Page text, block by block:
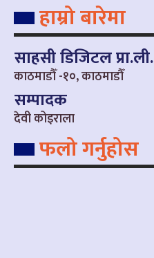
हाम्रो बारेमा
साहसी डिजिटल प्रा.ली.
काठमाडौँ -१०, काठमाडौँ
सम्पादक
देवी कोइराला
फलो गर्नुहोस